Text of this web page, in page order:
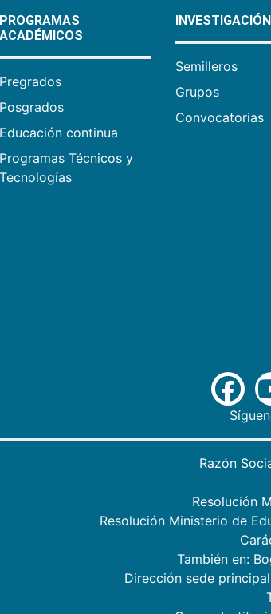
PROGRAMAS
ACADÉMICOS
Pregrados
Posgrados
Educación continua
Programas Técnicos y
Tecnologías
INVESTIGACIÓN
Semilleros
Grupos
Convocatorias
Razón
Resolución
Resolución Ministerio de
También en:
Dirección sede